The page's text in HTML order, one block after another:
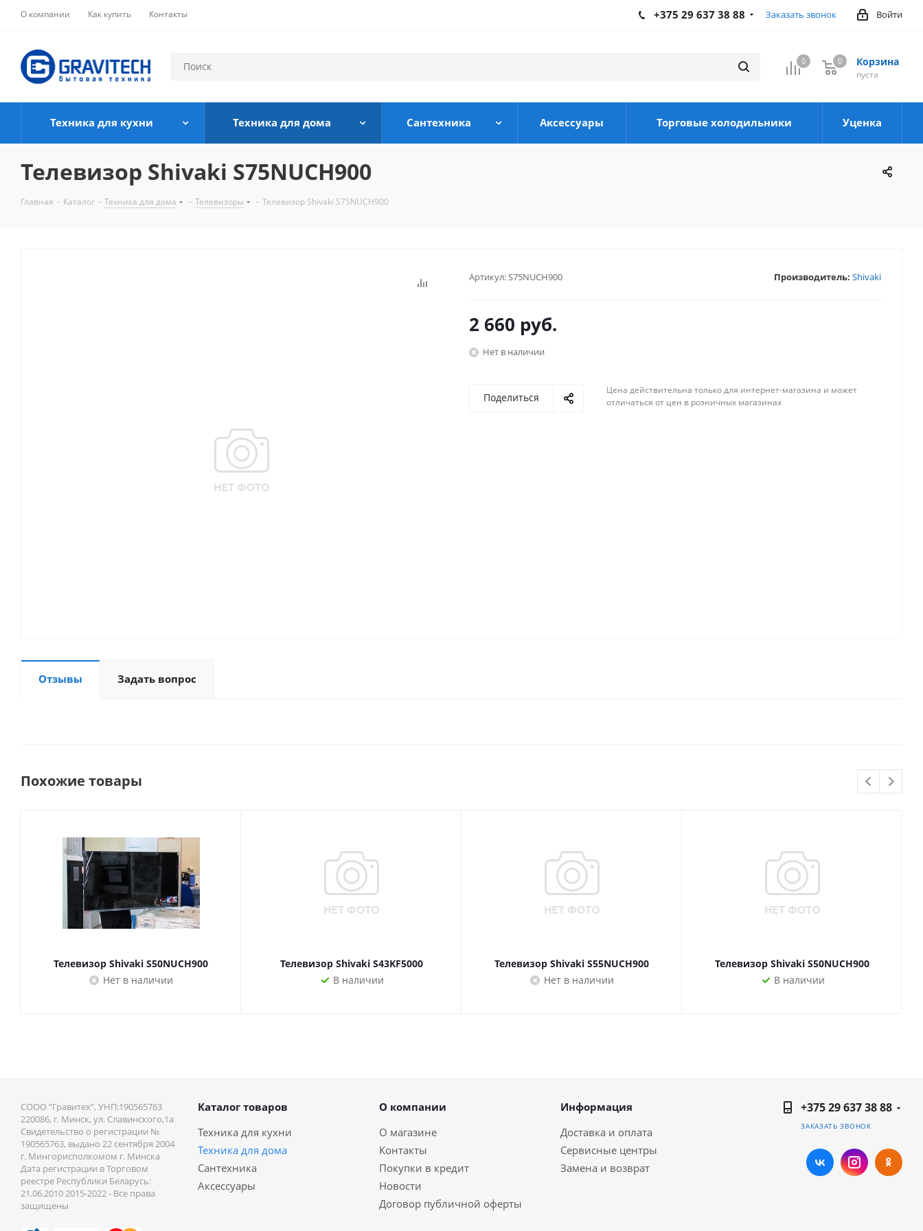
О компании Как купить Контакты Войти
+375 29 637 38 88 Заказать звонок
0 Корзина
0
пуста
0
Техника для кухни Техника для дома Сантехника Аксессуары Торговые холодильники Уценка
Телевизор Shivaki S75NUCH900
Главная - Каталог - Техника для дома - Телевизоры - Телевизор Shivaki S75NUCH900
Артикул:S75NUCH900 Производитель: Shivaki
2 660 руб.
Нет в наличии
Поделиться
Цена действительна только для интернет-магазина и может
отличаться от цен в розничных магазинах
Отзывы Задать вопрос
Похожие товары
Телевизор Shivaki S50NUCH900
Нет в наличии
Телевизор Shivaki S43KF5000
В наличии
Телевизор Shivaki S55NUCH900
Нет в наличии
Телевизор Shivaki S50NUCH900
В наличии
СООО “Гравитех”, УНП:190565763
220086, г. Минск, ул. Славинского,1a
Свидетельство о регистрации №
190565763, выдано 22 сентября 2004
г. Мингорисполкомом г. Минска
Дата регистрации в Торговом
реестре Республики Беларусь:
21.06.2010 2015-2022 - Все права
защищены
Каталог товаров
Техника для кухни
Техника для дома
Сантехника
Аксессуары
О компании
О магазине
Контакты
Покупки в кредит
Новости
Договор публичной оферты
Информация
Доставка и оплата
Сервисные центры
Замена и возврат
+375 29 637 38 88
ЗАКАЗАТЬ ЗВОНОК